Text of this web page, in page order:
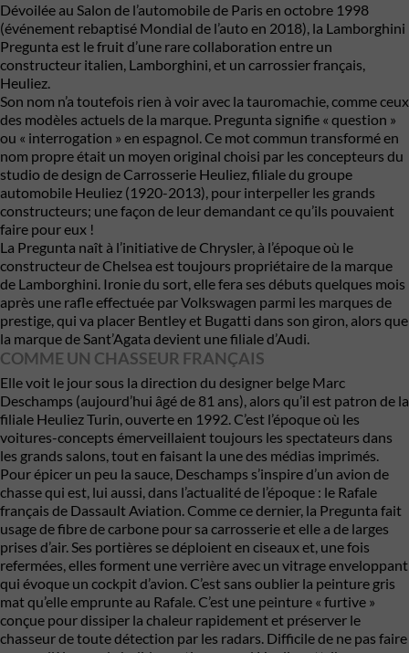
Dévoilée au Salon de l’automobile de Paris en octobre 1998
(événement rebaptisé Mondial de l’auto en 2018), la Lamborghini
Pregunta est le fruit d’une rare collaboration entre un
constructeur italien, Lamborghini, et un carrossier français,
Heuliez.
Son nom n’a toutefois rien à voir avec la tauromachie, comme ceux
des modèles actuels de la marque. Pregunta signifie « question »
ou « interrogation » en espagnol. Ce mot commun transformé en
nom propre était un moyen original choisi par les concepteurs du
studio de design de Carrosserie Heuliez, filiale du groupe
automobile Heuliez (1920-2013), pour interpeller les grands
constructeurs; une façon de leur demandant ce qu’ils pouvaient
faire pour eux !
La Pregunta naît à l’initiative de Chrysler, à l’époque où le
constructeur de Chelsea est toujours propriétaire de la marque
de Lamborghini. Ironie du sort, elle fera ses débuts quelques mois
après une rafle effectuée par Volkswagen parmi les marques de
prestige, qui va placer Bentleyet Bugatti dans son giron, alors que
la marque de Sant’Agata devient une filiale d’Audi.
COMME UN CHASSEUR FRANÇAIS
Elle voit le jour sous la direction du designer belge Marc
Deschamps (aujourd’hui âgé de 81 ans), alors qu’il est patron de la
filiale Heuliez Turin, ouverte en 1992. C’est l’époque où les
voitures-concepts émerveillaient toujours les spectateurs dans
les grands salons, tout en faisant la une des médias imprimés.
Pour épicer un peu la sauce, Deschamps s’inspire d’un avion de
chasse qui est, lui aussi, dans l’actualité de l’époque : le Rafale
français de Dassault Aviation. Comme ce dernier, la Pregunta fait
usage de fibre de carbone pour sa carrosserie et elle a de larges
prises d’air. Ses portières se déploient en ciseaux et, une fois
refermées, elles forment une verrière avec un vitrage enveloppant
qui évoque un cockpit d’avion. C’est sans oublier la peinture gris
mat qu’elle emprunte au Rafale. C’est une peinture « furtive »
conçue pour dissiper la chaleur rapidement et préserver le
chasseur de toute détection par les radars. Difficile de ne pas faire